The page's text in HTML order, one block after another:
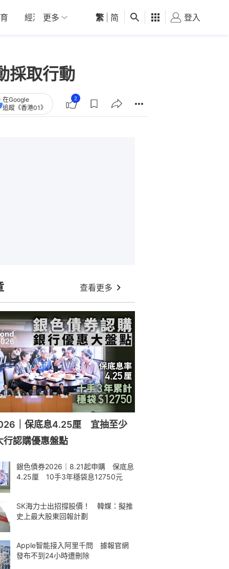
經濟 01深圳 觀點 健康 好食玩飛
更多 繁 简 登入
採取行動
在Google
追蹤《香港01》
2
查看更多
｜保底息4.25厘 宜抽至少
認購優惠盤點
銀色債券2026｜8.21起申購 保底息
4.25厘 10手3年穩袋息12750元
SK海力士出招撐股價！ 韓媒：擬推
史上最大股東回報計劃
Apple智能接入阿里千問 據報官網
發布不到24小時遭刪除